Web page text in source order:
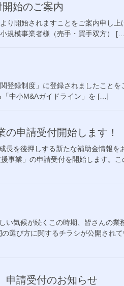
始のご案内
り開始されますことをご案内申し上
規模事業者様（売手・買手双方）
登録制度」に登録されましたことを
「中小M&Aガイドライン」を […]
の申請受付開始します！
長を後押しする新たな補助金情報を
事業」の申請受付を開始します。こ
い気候が続くこの時期、皆さんの業
選び方に関するチラシが公開され
申請受付のお知らせ